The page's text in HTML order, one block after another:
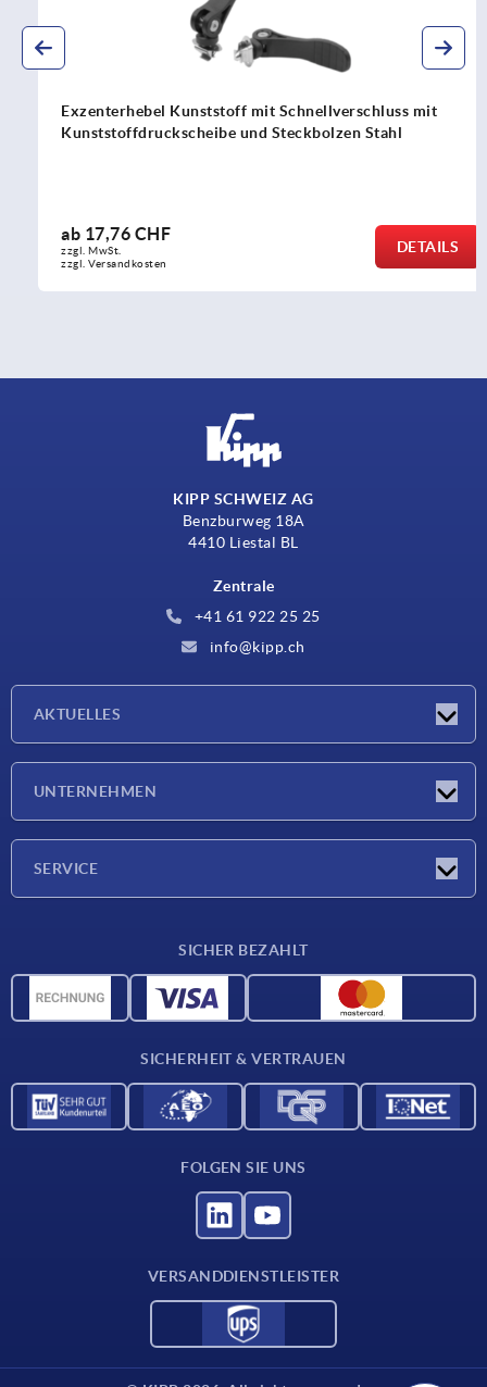
Exzenterhebel Kunststoff mit Schnellverschluss mit
Kunststoffdruckscheibe und Steckbolzen Stahl
17,76 CHF
zzgl. MwSt.
zzgl. Versandkosten
DETAILS
KIPP SCHWEIZ AG
Benzburweg 18A
4410 Liestal BL
Zentrale
+41 61 922 25 25
info@kipp.ch
AKTUELLES
UNTERNEHMEN
SERVICE
CAD-Daten
SICHER BEZAHLT
SICHERHEIT & VERTRAUEN
FOLGEN SIE UNS
VERSANDDIENSTLEISTER